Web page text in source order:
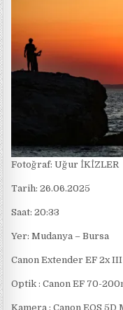
Fotoğraf: Uğur İKİZLER
Tarih: 26.06.2025
Saat: 20:33
Yer: Mudanya – Bursa
Canon Extender EF 2x III
Optik : Canon EF 70-
Kamera : Canon EOS 5D